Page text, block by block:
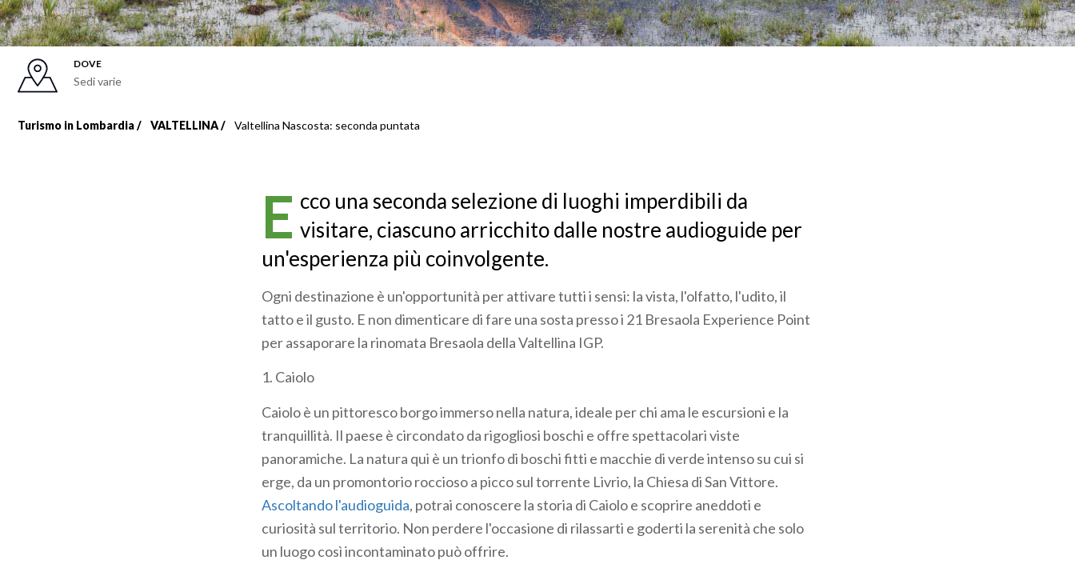
DOVE
Sedi varie
Turismo in Lombardia VALTELLINA Valtellina Nascosta: seconda puntata
E cco una seconda selezione di luoghi imperdibili da
visitare, ciascuno arricchito dalle nostre audioguide per
un'esperienza più coinvolgente.
Ogni destinazione è un'opportunità per attivare tutti i sensi: la vista, l'olfatto, l'udito, il
tatto e il gusto. E non dimenticare di fare una sosta presso i 21 Bresaola Experience Point
per assaporare la rinomata Bresaola della Valtellina IGP.
1. Caiolo
Caiolo è un pittoresco borgo immerso nella natura, ideale per chi ama le escursioni e la
tranquillità. Il paese è circondato da rigogliosi boschi e offre spettacolari viste
panoramiche. La natura qui è un trionfo di boschi fitti e macchie di verde intenso su cui si
erge, da un promontorio roccioso a picco sul torrente Livrio, la Chiesa di San Vittore.
Ascoltando l'audioguida, potrai conoscere la storia di Caiolo e scoprire aneddoti e
curiosità sul territorio. Non perdere l'occasione di rilassarti e goderti la serenità che solo
un luogo così incontaminato può offrire.